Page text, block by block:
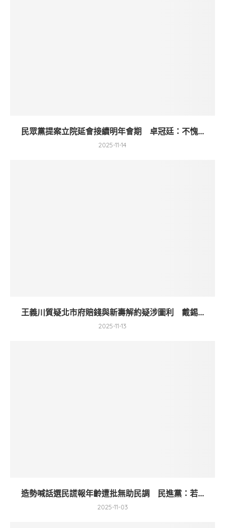
民眾黨提案立院延會接續明年會期 卓冠廷：不愧...
2025-11-14
王義川質疑北市府賠錢與新壽解約疑涉圖利 戴錫...
2025-11-13
造勢喊話選民謊報年齡遭批無助民調 民進黨：若...
2025-11-03